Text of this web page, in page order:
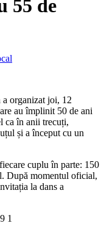
55 de
organizat joi, 12
au împlinit 50 de ani
ca în anii trecuți,
și a început cu un
cuplu în parte: 150
După momentul oficial,
la dans a